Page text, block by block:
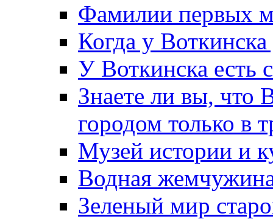
Фамилии первых
Когда у
У Воткинска есть
Знаете ли вы, что
городом только в
Музей истории и
Водная
Зеленый мир